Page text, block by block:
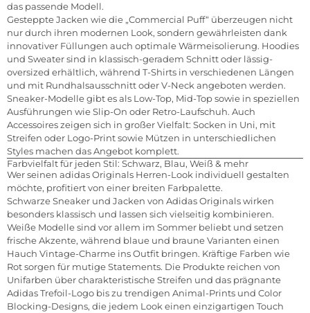
das passende Modell.
Gesteppte Jacken wie die „Commercial Puff“ überzeugen nicht
nur durch ihren modernen Look, sondern gewährleisten dank
innovativer Füllungen auch optimale Wärmeisolierung. Hoodies
und Sweater sind in klassisch-geradem Schnitt oder lässig-
oversized erhältlich, während T-Shirts in verschiedenen Längen
und mit Rundhalsausschnitt oder V-Neck angeboten werden.
Sneaker-Modelle gibt es als Low-Top, Mid-Top sowie in speziellen
Ausführungen wie Slip-On oder Retro-Laufschuh. Auch
Accessoires zeigen sich in großer Vielfalt: Socken in Uni, mit
Streifen oder Logo-Print sowie Mützen in unterschiedlichen
Styles machen das Angebot komplett.
Farbvielfalt für jeden Stil: Schwarz, Blau, Weiß & mehr
Wer seinen adidas Originals Herren-Look individuell gestalten
möchte, profitiert von einer breiten Farbpalette.
Schwarze Sneaker und Jacken von Adidas Originals wirken
besonders klassisch und lassen sich vielseitig kombinieren.
Weiße Modelle sind vor allem im Sommer beliebt und setzen
frische Akzente, während blaue und braune Varianten einen
Hauch Vintage-Charme ins Outfit bringen. Kräftige Farben wie
Rot sorgen für mutige Statements. Die Produkte reichen von
Unifarben über charakteristische Streifen und das prägnante
Adidas Trefoil-Logo bis zu trendigen Animal-Prints und Color
Blocking-Designs, die jedem Look einen einzigartigen Touch